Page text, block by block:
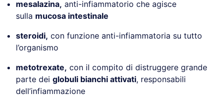
mesalazina, anti-infiammatorio che agisce
sulla mucosa intestinale
steroidi, con funzione anti-infiammatoria su tutto
l’organismo
metotrexate, con il compito di distruggere grande
parte dei globuli bianchi attivati, responsabili
dell’infiammazione